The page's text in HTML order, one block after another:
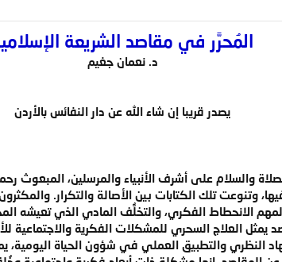
المُحرَّر في مقاصد الشريعة
د. نعمان جغيم
يصدر قريبا إن شاء الله عن دار النفائس بالأردن
والسلام على أشرف الأنبياء والمرسلين، المبعوث
وتنوعت تلك الكتابات بين الأصالة والتكرار.
الانحطاط الفكري، والتخلُّف المادي الذي تعيشه
يمثل العلاج السحري للمشكلات الفكرية والاجتماعية
والتطبيق العملي في شؤون الحياة اليومية،